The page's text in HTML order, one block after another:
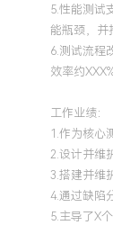
5.性能测试
能瓶颈，并
6.测试流程
效率约XXX%
工作业绩：
1.作为核心
2.设计并维
3.搭建并维
4.通过缺陷
5.主导了X